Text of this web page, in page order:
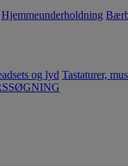
Hjemmeunderholdning
og lyd Tastaturer,